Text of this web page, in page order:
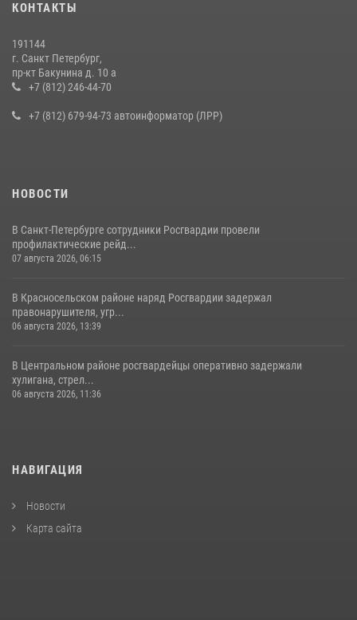
КОНТАКТЫ
191144
г. Санкт Петербург,
пр-кт Бакунина д. 10 а
+7 (812) 246-44-70
+7 (812) 679-94-73 автоинформатор (ЛРР)
НОВОСТИ
В Санкт-Петербурге сотрудники Росгвардии провели
профилактические рейд...
07 августа 2026, 06:15
В Красносельском районе наряд Росгвардии задержал
правонарушителя, угр...
06 августа 2026, 13:39
В Центральном районе росгвардейцы оперативно задержали
хулигана, стрел...
06 августа 2026, 11:36
НАВИГАЦИЯ
Новости
Карта сайта